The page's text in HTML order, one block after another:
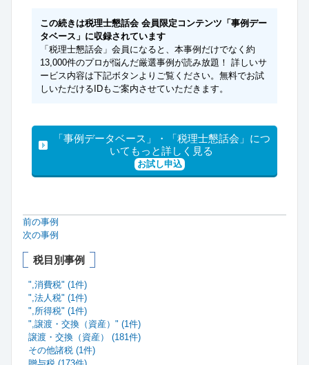
この続きは税理士懇話会 会員限定コンテンツ「事例デー
タベース」に収録されています
「税理士懇話会」会員になると、本事例だけでなく約
13,000件のプロが悩んだ厳選事例が読み放題！ 詳しいサ
ービス内容は下記ボタンよりご覧ください。無料でお試
しいただけるIDもご案内させていただきます。
「事例データベース」・「税理士懇話会」につ
いてもっと詳しく見る
お試し申込
前の事例
次の事例
税目別事例
",消費税" (1件)
",法人税" (1件)
",所得税" (1件)
",譲渡・交換（資産）" (1件)
譲渡・交換（資産） (181件)
その他諸税 (1件)